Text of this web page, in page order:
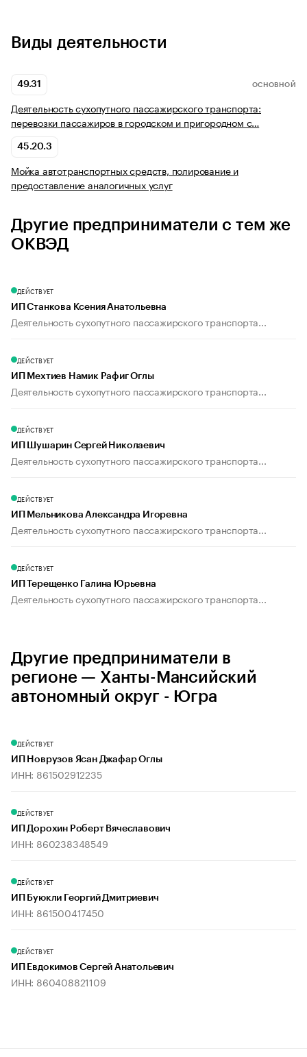
Виды деятельности
49.31 ОСНОВНОЙ
Деятельность сухопутного пассажирского транспорта:
перевозки пассажиров в городском и пригородном с…
45.20.3
Мойка автотранспортных средств, полирование и
предоставление аналогичных услуг
Другие предприниматели с тем же
ОКВЭД
ДЕЙСТВУЕТ
ИП Станкова Ксения Анатольевна
Деятельность сухопутного пассажирского транспорта...
ДЕЙСТВУЕТ
ИП Мехтиев Намик Рафиг Оглы
Деятельность сухопутного пассажирского транспорта...
ДЕЙСТВУЕТ
ИП Шушарин Сергей Николаевич
Деятельность сухопутного пассажирского транспорта...
ДЕЙСТВУЕТ
ИП Мельникова Александра Игоревна
Деятельность сухопутного пассажирского транспорта...
ДЕЙСТВУЕТ
ИП Терещенко Галина Юрьевна
Деятельность сухопутного пассажирского транспорта...
Другие предприниматели в
регионе — Ханты-Мансийский
автономный округ - Югра
ДЕЙСТВУЕТ
ИП Новрузов Ясан Джафар Оглы
ИНН: 861502912235
ДЕЙСТВУЕТ
ИП Дорохин Роберт Вячеславович
ИНН: 860238348549
ДЕЙСТВУЕТ
ИП Буюкли Георгий Дмитриевич
ИНН: 861500417450
ДЕЙСТВУЕТ
ИП Евдокимов Сергей Анатольевич
ИНН: 860408821109